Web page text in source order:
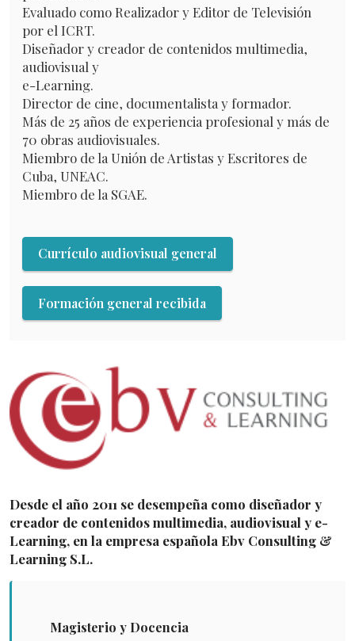
Evaluado como Realizador y Editor de Televisión
por el ICRT.
Diseñador y creador de contenidos multimedia,
audiovisual y
e-Learning.
Director de cine, documentalista y formador.
Más de 25 años de experiencia profesional y más de
70 obras audiovisuales.
Miembro de la Unión de Artistas y Escritores de
Cuba, UNEAC.
Miembro de la SGAE.
Currículo audiovisual general
Formación general recibida
Desde el año 2011 se desempeña como diseñador y
creador de contenidos multimedia, audiovisual y e-
Learning, en la empresa española Ebv Consulting &
Learning S.L.
Magisterio y Docencia